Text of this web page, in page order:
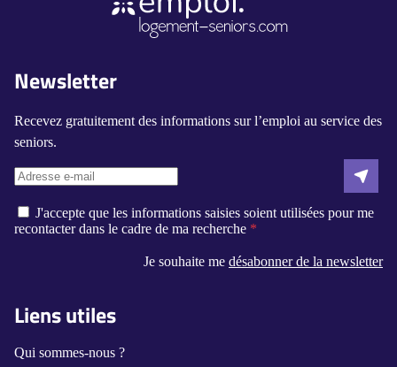
Newsletter
Recevez gratuitement des informations sur l’emploi au service des
seniors.
J'accepte que les informations saisies soient utilisées pour me
recontacter dans le cadre de ma recherche
Je souhaite me désabonner de la newsletter
Liens utiles
Qui sommes-nous ?